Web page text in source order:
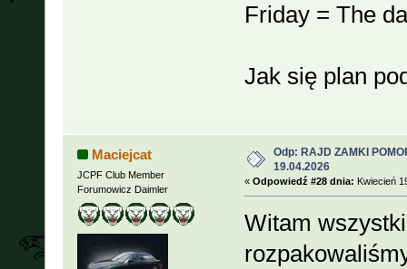
Friday = The
Jak się plan
Maciejcat
JCPF Club Member
Forumowicz Daimler
Odp: RAJD ZAMKI
19.04.2026
« Odpowiedź #28 dnia: Kwiecień
Witam